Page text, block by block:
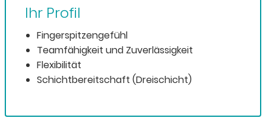
Ihr Profil
Fingerspitzengefühl
Teamfähigkeit und Zuverlässigkeit
Flexibilität
Schichtbereitschaft (Dreischicht)